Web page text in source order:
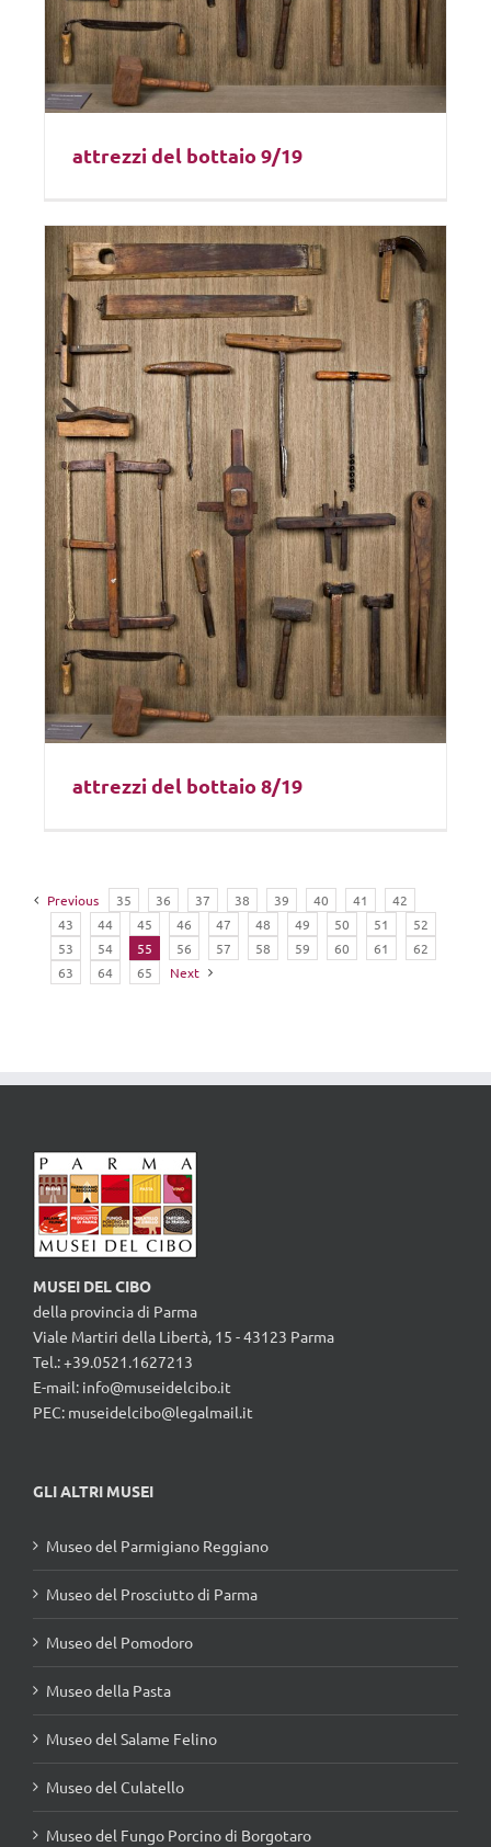
attrezzi del bottaio 9/19
attrezzi del bottaio 8/19
Previous 35 36 37 38 39 40 41
42
43
44 45 46 47 48 49 50 51
52
53
54 55 56 57 58 59 60 61
62
63
64 65 Next
MUSEI DEL CIBO
della provincia di Parma
Viale Martiri della Libertà, 15 - 43123 Parma
Tel.: +39.0521.1627213
E-mail: info@museidelcibo.it
PEC: museidelcibo@legalmail.it
GLI ALTRI MUSEI
Museo del Parmigiano Reggiano
Museo del Prosciutto di Parma
Museo del Pomodoro
Museo della Pasta
Museo del Salame Felino
Museo del Culatello
Museo del Fungo Porcino di Borgotaro